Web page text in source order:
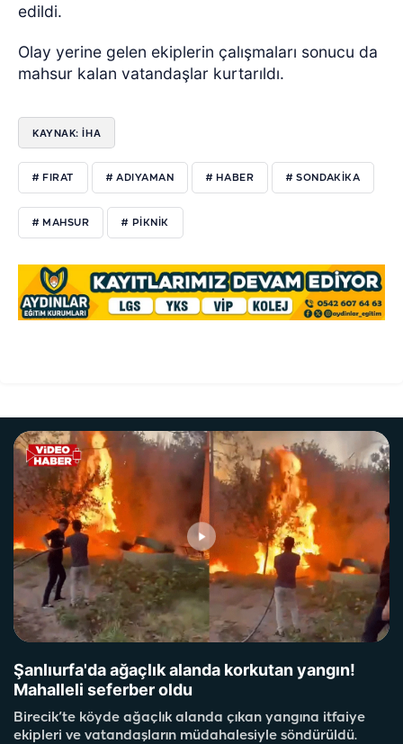
edildi.
Olay yerine gelen ekiplerin çalışmaları sonucu da
mahsur kalan vatandaşlar kurtarıldı.
KAYNAK: İHA
# FIRAT # ADIYAMAN # HABER # SONDAKIKA
# MAHSUR # PIKNIK
Şanlıurfa'da ağaçlık alanda korkutan yangın!
Mahalleli seferber oldu
Birecik’te köyde ağaçlık alanda çıkan yangına itfaiye
ekipleri ve vatandaşların müdahalesiyle söndürüldü.